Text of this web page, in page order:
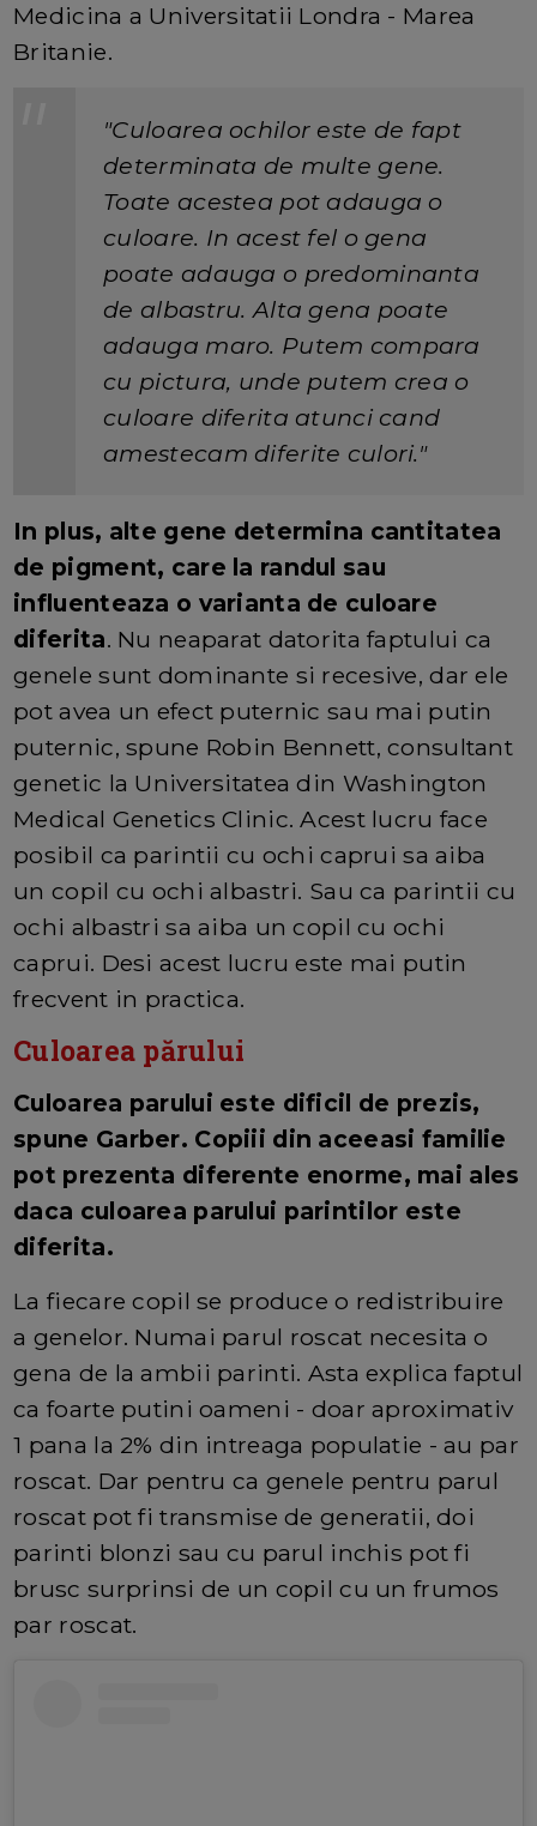
Medicina a Universitatii Londra - Marea
Britanie.
"Culoarea ochilor este de fapt
determinata de multe gene.
Toate acestea pot adauga o
culoare. In acest fel o gena
poate adauga o predominanta
de albastru. Alta gena poate
adauga maro. Putem compara
cu pictura, unde putem crea o
culoare diferita atunci cand
amestecam diferite culori."
In plus, alte gene determina cantitatea
de pigment, care la randul sau
influenteaza o varianta de culoare
diferita. Nu neaparat datorita faptului ca
genele sunt dominante si recesive, dar ele
pot avea un efect puternic sau mai putin
puternic, spune Robin Bennett, consultant
genetic la Universitatea din Washington
Medical Genetics Clinic. Acest lucru face
posibil ca parintii cu ochi caprui sa aiba
un copil cu ochi albastri. Sau ca parintii cu
ochi albastri sa aiba un copil cu ochi
caprui. Desi acest lucru este mai putin
frecvent in practica.
Culoarea părului
Culoarea parului este dificil de prezis,
spune Garber. Copiii din aceeasi familie
pot prezenta diferente enorme, mai ales
daca culoarea parului parintilor este
diferita.
La fiecare copil se produce o redistribuire
a genelor. Numai parul roscat necesita o
gena de la ambii parinti. Asta explica faptul
ca foarte putini oameni - doar aproximativ
1 pana la 2% din intreaga populatie - au par
roscat. Dar pentru ca genele pentru parul
roscat pot fi transmise de generatii, doi
parinti blonzi sau cu parul inchis pot fi
brusc surprinsi de un copil cu un frumos
par roscat.